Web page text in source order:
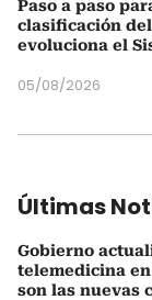
Paso a paso
clasificación
evoluciona el
05/08/2026
Últimas
Gobierno
telemedicina
son las nuevas